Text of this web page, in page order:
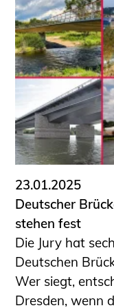
23.01.2025
Deutscher
stehen fest
Die Jury hat
Deutschen
Wer siegt,
Dresden, wenn